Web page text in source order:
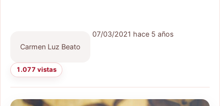
Carmen Luz Beato
07/03/2021 hace 5 años
1.077 vistas